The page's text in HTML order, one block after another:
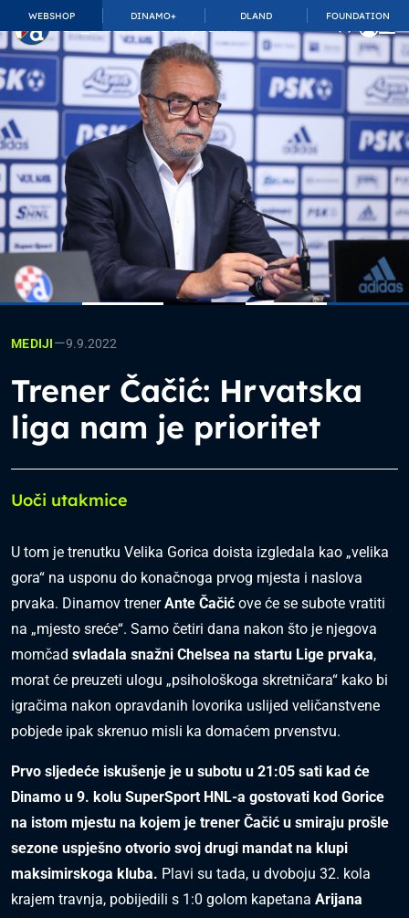
WEBSHOP DINAMO+ DLAND FOUNDATION
TOP_BAR.MembershipSuffix
MEDIJI—9.9.2022
Trener Čačić: Hrvatska
liga nam je prioritet
Uoči utakmice
U tom je trenutku Velika Gorica doista izgledala kao „velika
gora“ na usponu do konačnoga prvog mjesta i naslova
prvaka. Dinamov trenerAnte Čačić ove će se subote vratiti
na „mjesto sreće“. Samo četiri dana nakon što je njegova
momčad svladala snažni Chelsea na startu Lige prvaka,
morat će preuzeti ulogu „psihološkoga skretničara“ kako bi
igračima nakon opravdanih lovorika uslijed veličanstvene
pobjede ipak skrenuo misli ka domaćem prvenstvu.
Prvo sljedeće iskušenje je u subotu u 21:05 sati kad će
Dinamo u 9. kolu SuperSport HNL-a gostovati kod Gorice
na istom mjestu na kojem je trener Čačić u smiraju prošle
sezone uspješno otvorio svoj drugi mandat na klupi
maksimirskoga kluba. Plavi su tada, u dvoboju 32. kola
krajem travnja, pobijedili s 1:0 golom kapetana Arijana